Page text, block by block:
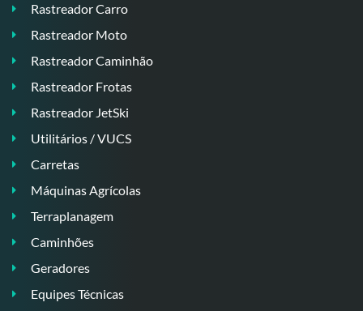
Rastreador Carro
Rastreador Moto
Rastreador Caminhão
Rastreador Frotas
Rastreador JetSki
Utilitários / VUCS
Carretas
Máquinas Agrícolas
Terraplanagem
Caminhões
Geradores
Equipes Técnicas